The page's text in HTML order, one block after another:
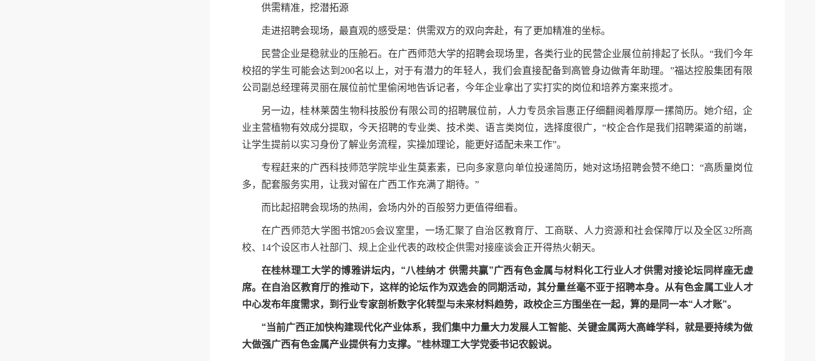
供需精准，挖潜拓源
走进招聘会现场，最直观的感受是：供需双方的双向奔赴，有了更加精准的坐标。
民营企业是稳就业的压舱石。在广西师范大学的招聘会现场里，各类行业的民营企业展位前排起了长队。“我们今年
校招的学生可能会达到200名以上，对于有潜力的年轻人，我们会直接配备到高管身边做青年助理。”福达控股集团有限
公司副总经理蒋灵丽在展位前忙里偷闲地告诉记者，今年企业拿出了实打实的岗位和培养方案来揽才。
另一边，桂林莱茵生物科技股份有限公司的招聘展位前，人力专员余旨惠正仔细翻阅着厚厚一摞简历。她介绍，企
业主营植物有效成分提取，今天招聘的专业类、技术类、语言类岗位，选择度很广，“校企合作是我们招聘渠道的前端，
让学生提前以实习身份了解业务流程，实操加理论，能更好适配未来工作”。
专程赶来的广西科技师范学院毕业生莫素素，已向多家意向单位投递简历，她对这场招聘会赞不绝口：“高质量岗位
多，配套服务实用，让我对留在广西工作充满了期待。”
而比起招聘会现场的热闹，会场内外的百般努力更值得细看。
在广西师范大学图书馆205会议室里，一场汇聚了自治区教育厅、工商联、人力资源和社会保障厅以及全区32所高
校、14个设区市人社部门、规上企业代表的政校企供需对接座谈会正开得热火朝天。
在桂林理工大学的博雅讲坛内，“八桂纳才 供需共赢”广西有色金属与材料化工行业人才供需对接论坛同样座无虚
席。在自治区教育厅的推动下，这样的论坛作为双选会的同期活动，其分量丝毫不亚于招聘本身。从有色金属工业人才
中心发布年度需求，到行业专家剖析数字化转型与未来材料趋势，政校企三方围坐在一起，算的是同一本“人才账”。
“当前广西正加快构建现代化产业体系，我们集中力量大力发展人工智能、关键金属两大高峰学科，就是要持续为做
大做强广西有色金属产业提供有力支撑。”桂林理工大学党委书记农毅说。